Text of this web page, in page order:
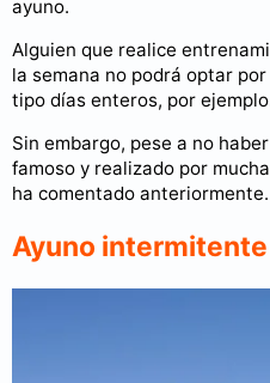
ayuno.
Alguien que realice
la semana no podrá optar
tipo días enteros, por
Sin embargo, pese a no
famoso y realizado por
ha comentado anteriormente.
Ayuno